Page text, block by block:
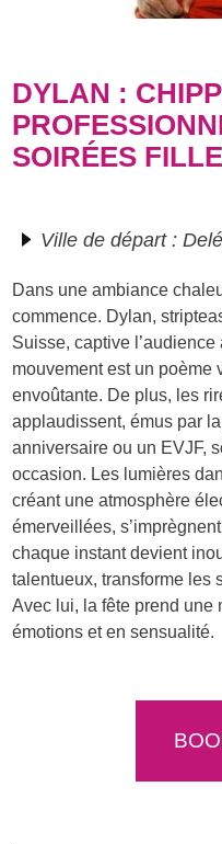
DYLAN :
SOIRÉES
Ville de départ :
Dans une ambiance
commence. Dylan,
Suisse, captive
mouvement est un poème
envoûtante. De plus, les
applaudissent, émus par
anniversaire ou un EVJF,
occasion. Les lumières
créant une atmosphère
émerveillées,
chaque instant devient
talentueux, transforme les
Avec lui, la fête prend une
émotions et en sensualité.